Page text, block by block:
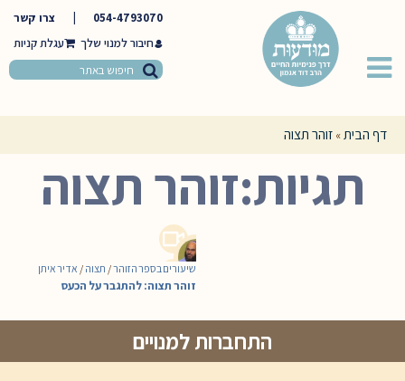
054-4793070
צרו קשר
חיבור למנוי שלך
דף הבית» זוהר תצוה
תגיות:זוהר תצוה
שיעורים בספר הזוהר/ תצוה / אדיר איתן
זוהר תצוה: להתגבר על הכעס
התחברות למנויים